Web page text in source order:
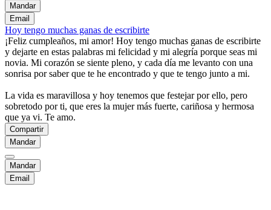
Mandar
Email
Hoy tengo muchas ganas de escribirte
¡Feliz cumpleaños, mi amor! Hoy tengo muchas ganas de escribirte
y dejarte en estas palabras mi felicidad y mi alegría porque seas mi
novia. Mi corazón se siente pleno, y cada día me levanto con una
sonrisa por saber que te he encontrado y que te tengo junto a mi.
La vida es maravillosa y hoy tenemos que festejar por ello, pero
sobretodo por ti, que eres la mujer más fuerte, cariñosa y hermosa
que ya vi. Te amo.
Compartir
Mandar
Mandar
Email